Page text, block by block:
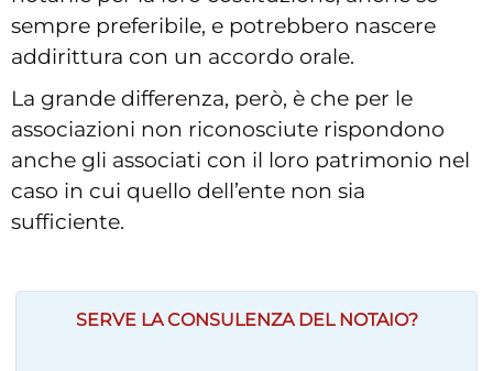
sempre preferibile, e potrebbero nascere
addirittura con un accordo orale.
La grande differenza, però, è che per le
associazioni non riconosciute rispondono
anche gli associati con il loro patrimonio nel
caso in cui quello dell’ente non sia
sufficiente.
SERVE LA CONSULENZA DEL NOTAIO?